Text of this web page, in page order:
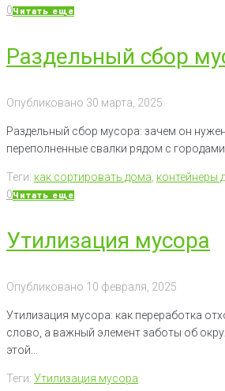
0Читать еще
Раздельный сбор
Опубликовано 30 марта, 2025
Раздельный сбор мусора: зачем он
переполненные свалки рядом с
Теги: как сортировать дома контейнеры
0Читать еще
Утилизация мусора
Опубликовано 10 февраля, 2025
Утилизация мусора: как переработка
слово, а важный элемент заботы об
этой...
Теги: Утилизация мусора